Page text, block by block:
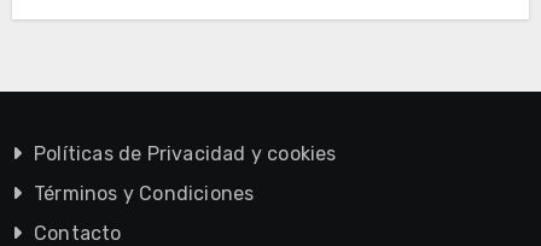
Políticas de Privacidad y cookies
Términos y Condiciones
Contacto